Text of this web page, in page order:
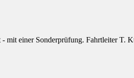
mit einer Sonderprüfung. Fahrtleiter T.